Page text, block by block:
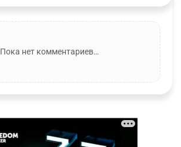
Пока нет комментариев…